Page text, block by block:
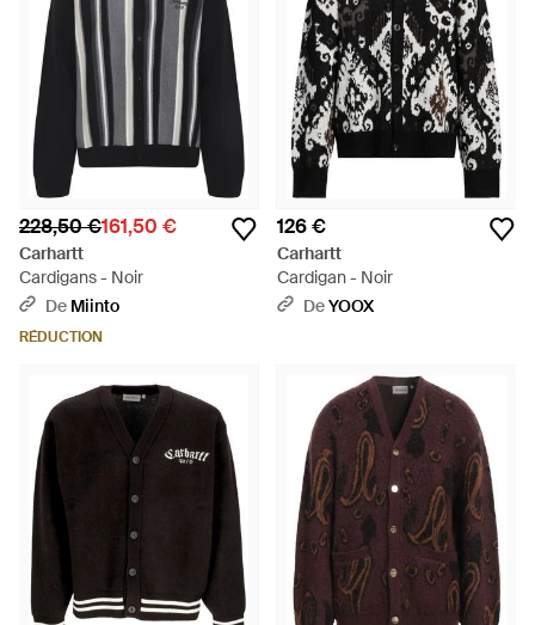
228,50 €161,50 €
Carhartt
Cardigans - Noir
De Miinto
RÉDUCTION
126 €
Carhartt
Cardigan - Noir
DeYOOX